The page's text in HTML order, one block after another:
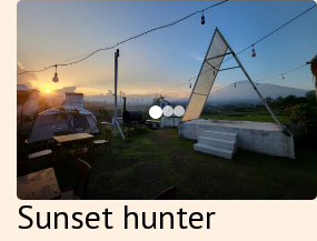
Sunset hunter